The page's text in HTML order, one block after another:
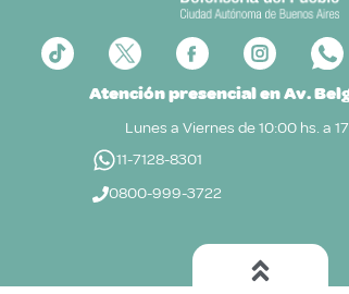
Atención presencial en Av.
Lunes a Viernes de 10:00 hs. a
11-7128-8301
0800-999-3722